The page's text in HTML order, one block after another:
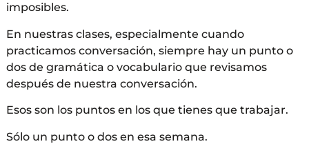
imposibles.
En nuestras clases, especialmente cuando
practicamos conversación, siempre hay un punto o
dos de gramática o vocabulario que revisamos
después de nuestra conversación.
Esos son los puntos en los que tienes que trabajar.
Sólo un punto o dos en esa semana.